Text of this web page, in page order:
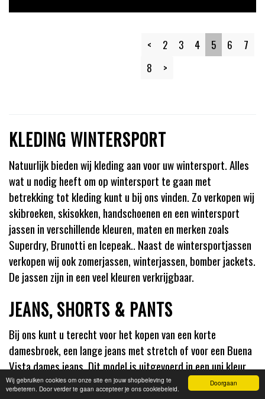
Doorgaan
Wij gebruiken cookies om onze site en jouw shopbeleving te
verbeteren. Door verder te gaan accepteer je ons cookiebeleid.
< 2 3 4 5 6
7
8
>
KLEDING WINTERSPORT
Natuurlijk bieden wij kleding aan voor uw wintersport. Alles
wat u nodig heeft om op wintersport te gaan met
betrekking tot kleding kunt u bij ons vinden. Zo verkopen wij
skibroeken, skisokken, handschoenen en een wintersport
jassen in verschillende kleuren, maten en merken zoals
Superdry, Brunotti en Icepeak.. Naast de wintersportjassen
verkopen wij ook zomerjassen, winterjassen, bomber jackets.
De jassen zijn in een veel kleuren verkrijgbaar.
JEANS, SHORTS & PANTS
Bij ons kunt u terecht voor het kopen van een korte
damesbroek, een lange jeans met stretch of voor een Buena
Vista dames jeans. Dit model is uitgevoerd in een uni kleur
of mooie bloemen print, erg leuk dus voor in de zomer.